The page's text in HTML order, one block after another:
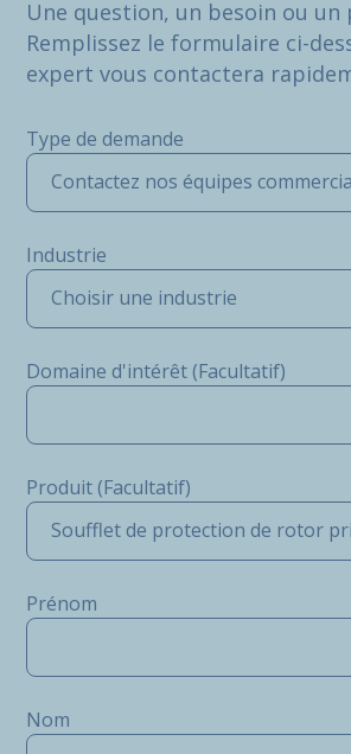
Une question, un besoin ou un
Remplissez le formulaire ci-
expert vous contactera
Type de demande
Contactez nos équipes
Industrie
Choisir une industrie
Domaine d'intérêt (Facultatif)
Produit (Facultatif)
Soufflet de protection de rotor
Prénom
Nom